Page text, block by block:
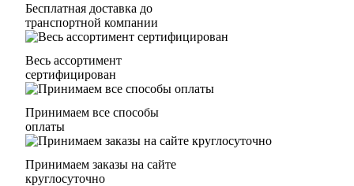
Бесплатная доставка до
транспортной компании
Весь ассортимент
сертифицирован
Принимаем все способы
оплаты
Принимаем заказы на сайте
круглосуточно